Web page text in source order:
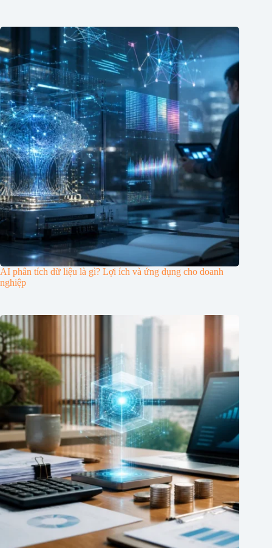
AI phân tích dữ liệu là gì? Lợi ích và ứng dụng cho doanh
nghiệp